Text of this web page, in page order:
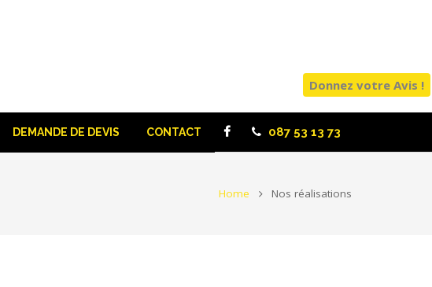
Donnez votre Avis !
DEMANDE DE DEVIS CONTACT 087 53 13 73
Home Nos réalisations